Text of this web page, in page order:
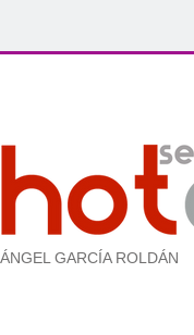
ÁNGEL GARCÍA ROLDÁN